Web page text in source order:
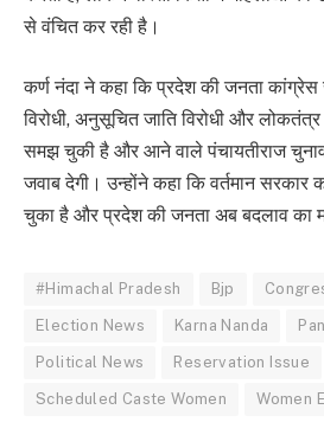
से वंचित कर रही है।
कर्ण नंदा ने कहा कि प्रदेश की जनता कांग्रेस
विरोधी, अनुसूचित जाति विरोधी और लोकतंत्र
समझ चुकी है और आने वाले पंचायतीराज
जवाब देगी। उन्होंने कहा कि वर्तमान सरकार
चुका है और प्रदेश की जनता अब बदलाव का
#Himachal Pradesh Bjp
Election News Karna Nanda
Political News Reservation Issue
Scheduled Caste Women Women